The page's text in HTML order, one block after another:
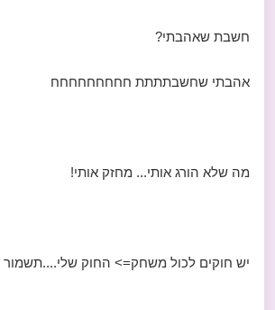
חשבת שאהבתי?
אהבתי שחשבתתתת חחחחחחחחח
מה שלא הורג אותי... מחזק אותי!
יש חוקים לכול משחק=> החוק